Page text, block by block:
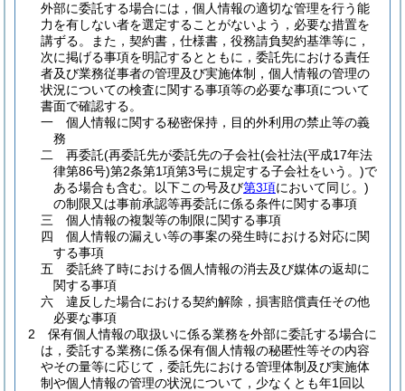
外部に委託する場合には，個人情報の適切な管理を行う能
力を有しない者を選定することがないよう，必要な措置を
講ずる。
また，契約書，仕様書，役務請負契約基準等に，
次に掲げる事項を明記するとともに，委託先における責任
者及び業務従事者の管理及び実施体制，個人情報の管理の
状況についての検査に関する事項等の必要な事項について
書面で確認する。
一
個人情報に関する秘密保持，目的外利用の禁止等の義
務
二
再委託(再委託先が委託先の子会社(会社法(平成17年法
律第86号)第2条第1項第3号に規定する子会社をいう。)で
ある場合も含む。以下この号及び第3項において同じ。)
の制限又は事前承認等再委託に係る条件に関する事項
三
個人情報の複製等の制限に関する事項
四
個人情報の漏えい等の事案の発生時における対応に関
する事項
五
委託終了時における個人情報の消去及び媒体の返却に
関する事項
六
違反した場合における契約解除，損害賠償責任その他
必要な事項
2
保有個人情報の取扱いに係る業務を外部に委託する場合に
は，委託する業務に係る保有個人情報の秘匿性等その内容
やその量等に応じて，委託先における管理体制及び実施体
制や個人情報の管理の状況について，少なくとも年1回以